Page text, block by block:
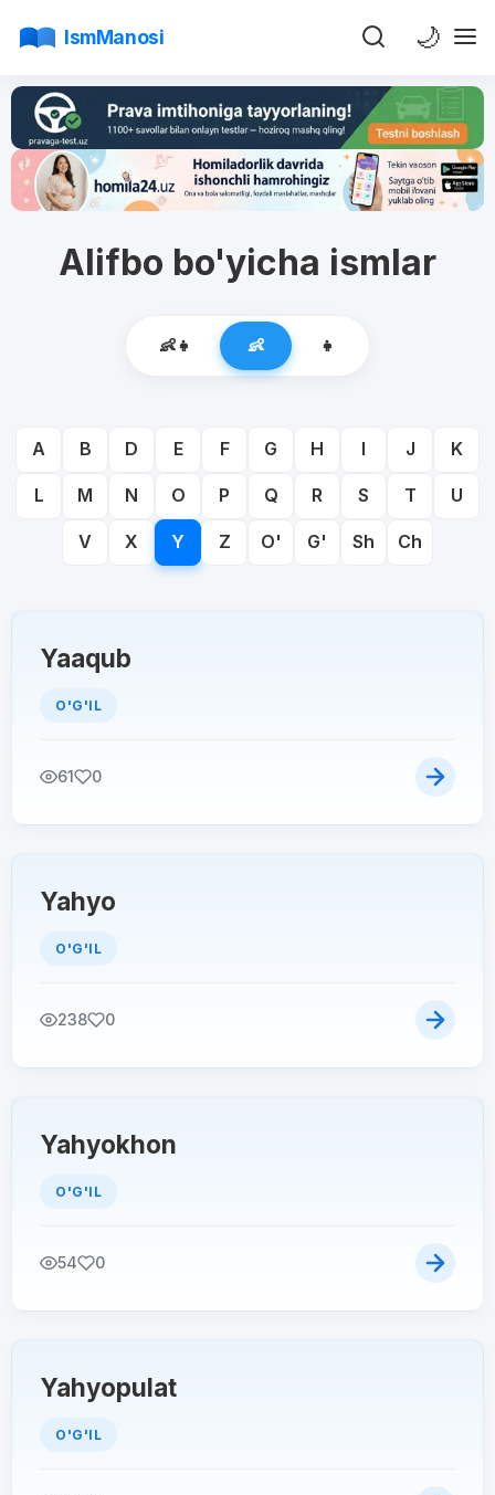
IsmManosi 🌙
Alifbo bo'yicha ismlar
👶👧 👶 👧
A B D E F G H I J K
L M N O P Q R S T U
V X Y Z O' G' Sh Ch
Yaaqub
O'G'IL
61 0
Yahyo
O'G'IL
238 0
Yahyokhon
O'G'IL
54 0
Yahyopulat
O'G'IL